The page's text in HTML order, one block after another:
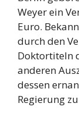
Weyer ein
Euro.
durch den
Doktortiteln
anderen
dessen
Regierung